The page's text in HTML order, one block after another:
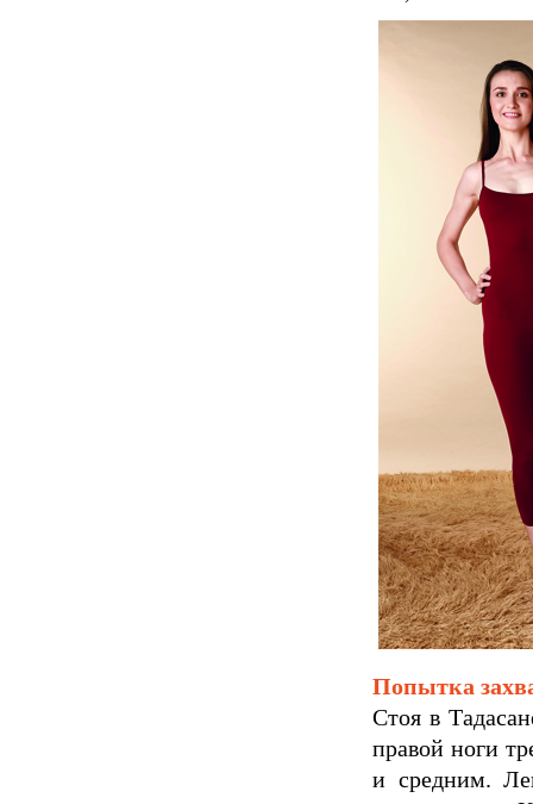
Попытка
Стоя в
правой ноги
и средним.